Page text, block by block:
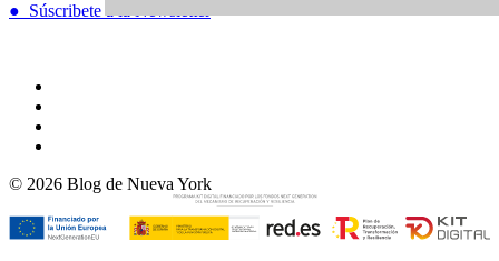
● Súscribete a la Newsletter
© 2026 Blog de Nueva York